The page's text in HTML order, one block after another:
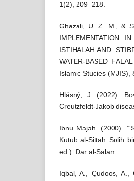
1(2), 209–218.
Ghazali, U. Z. M., &
IMPLEMENTATION
ISTIHALAH AND
WATER-BASED
Islamic Studies (MJIS),
Hlásný, J. (2022).
Creutzfeldt-Jakob
Ibnu Majah. (2000).
Kutub al-Sittah Solih
ed.). Dar al-Salam.
Iqbal, A., Qudoos,